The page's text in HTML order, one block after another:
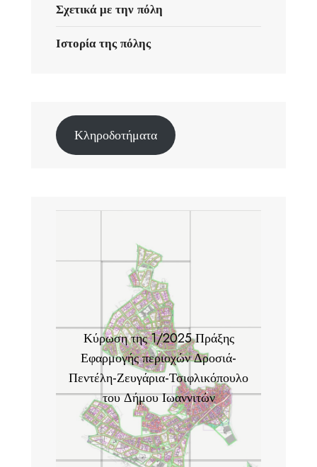
Σχετικά με την πόλη
Ιστορία της πόλης
Κληροδοτήματα
Κύρωση της 1/2025 Πράξης
Εφαρμογής περιοχών Δροσιά-
Πεντέλη-Ζευγάρια-Τσιφλικόπουλο
του Δήμου Ιωαννιτών